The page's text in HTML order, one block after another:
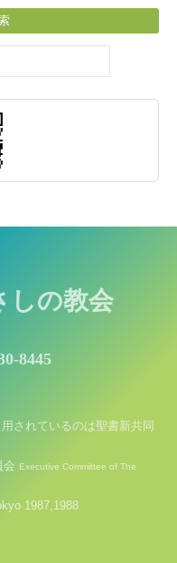
しの教会
8445
されているのは聖書新共同
会 Executive Committee of The
1987,1988